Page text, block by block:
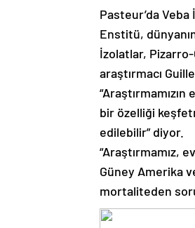
Pasteur’da
Enstitü,
İzolatlar,
araştırmacı
bir özelliği
edilebilir” diyor.
“Araştırmamız,
Güney Amerika
mortaliteden